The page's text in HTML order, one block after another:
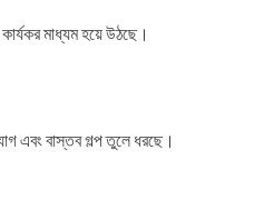
মাধ্যম হয়ে উঠছে।
এবং বাস্তব গল্প তুলে ধরছে।